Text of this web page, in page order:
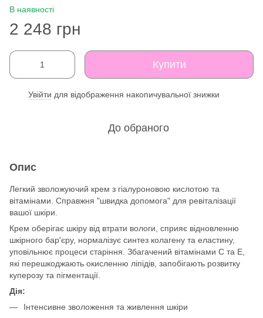
В наявності
2 248 грн
Купити
Увійти для відображення накопичувальної знижки
До обраного
Опис
Легкий зволожуючий крем з гіалуроновою кислотою та
вітамінами. Справжня "швидка допомога" для ревіталізації
вашої шкіри.
Крем оберігає шкіру від втрати вологи, сприяє відновленню
шкірного бар'єру, нормалізує синтез колагену та еластину,
уповільнює процеси старіння. Збагачений вітамінами С та Е,
які перешкоджають окисленню ліпідів, запобігають розвитку
куперозу та пігментації.
Дія:
Інтенсивне зволоження та живлення шкіри